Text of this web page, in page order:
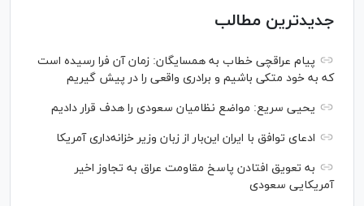
جدیدترین مطالب
پیام عراقچی خطاب به همسایگان: زمان آن فرا رسیده است
که به خود متکی باشیم و برادری واقعی را در پیش گیریم
یحیی سریع: مواضع نظامیان سعودی را هدف قرار دادیم
ادعای توافق با ایران این‌بار از زبان وزیر خزانه‌داری آمریکا
به تعویق افتادن پاسخ مقاومت عراق به تجاوز اخیر
آمریکایی سعودی